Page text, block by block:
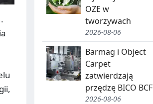
A
J
A
OZE w
tworzywach
2026-08-06
Barmag i Object
Carpet
zatwierdzają
przędzę BICO BCF
2026-08-06